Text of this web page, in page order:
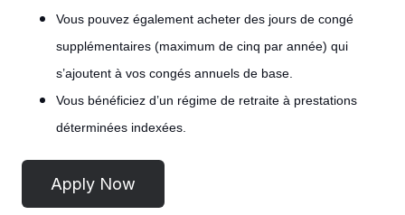
Vous pouvez également acheter des jours de congé
supplémentaires (maximum de cinq par année) qui
s’ajoutent à vos congés annuels de base.
Vous bénéficiez d’un régime de retraite à prestations
déterminées indexées.